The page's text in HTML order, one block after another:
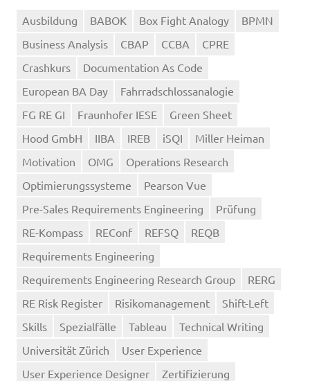
Ausbildung BABOK Box Fight Analogy
BPMN
Business Analysis
CBAP CCBA
CPRE
Crashkurs
Documentation As Code
European BA Day
Fahrradschlossanalogie
FG RE GI
Fraunhofer IESE
Green Sheet
Hood GmbH
IIBA IREB iSQI
Miller Heiman
Motivation
OMG
Operations Research
Optimierungssysteme
Pearson Vue
Pre-Sales Requirements Engineering
Prüfung
RE-Kompass
REConf REFSQ
REQB
Requirements Engineering
Requirements Engineering Research Group
RERG
RE Risk Register
Risikomanagement
Shift-Left
Skills
Spezialfälle Tableau
Technical Writing
Universität Zürich
User Experience
User Experience Designer
Zertifizierung